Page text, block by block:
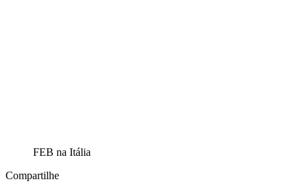
FEB na Itália
Compartilhe